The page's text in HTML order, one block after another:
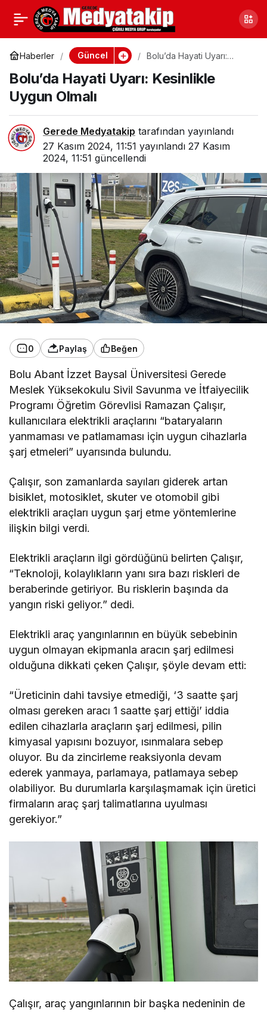
Haberler Güncel
Bolu’da Hayati Uyarı:
Bolu’da Hayati Uyarı: Kesinlikle
Uygun Olmalı
Gerede Medyatakip tarafından yayınlandı
27 Kasım 2024, 11:51 yayınlandı 27 Kasım
2024, 11:51 güncellendi
0 Paylaş Beğen
Bolu Abant İzzet Baysal Üniversitesi Gerede
Meslek Yüksekokulu Sivil Savunma ve İtfaiyecilik
Programı Öğretim Görevlisi Ramazan Çalışır,
kullanıcılara elektrikli araçlarını “bataryaların
yanmaması ve patlamaması için uygun cihazlarla
şarj etmeleri” uyarısında bulundu.
Çalışır, son zamanlarda sayıları giderek artan
bisiklet, motosiklet, skuter ve otomobil gibi
elektrikli araçları uygun şarj etme yöntemlerine
ilişkin bilgi verdi.
Elektrikli araçların ilgi gördüğünü belirten Çalışır,
“Teknoloji, kolaylıkların yanı sıra bazı riskleri de
beraberinde getiriyor. Bu risklerin başında da
yangın riski geliyor.” dedi.
Elektrikli araç yangınlarının en büyük sebebinin
uygun olmayan ekipmanla aracın şarj edilmesi
olduğuna dikkati çeken Çalışır, şöyle devam etti:
“Üreticinin dahi tavsiye etmediği, ‘3 saatte şarj
olması gereken aracı 1 saatte şarj ettiği’ iddia
edilen cihazlarla araçların şarj edilmesi, pilin
kimyasal yapısını bozuyor, ısınmalara sebep
oluyor. Bu da zincirleme reaksiyonla devam
ederek yanmaya, parlamaya, patlamaya sebep
olabiliyor. Bu durumlarla karşılaşmamak için üretici
firmaların araç şarj talimatlarına uyulması
gerekiyor.”
Çalışır, araç yangınlarının bir başka nedeninin de
Bolu’da Felaket!
Yüzlerce Hayvan Telef
Oldu
Paylaş